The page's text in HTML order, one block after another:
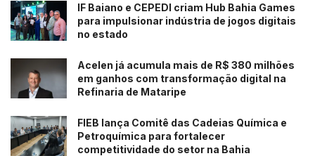
IF Baiano e CEPEDI criam Hub Bahia Games
para impulsionar indústria de jogos digitais
no estado
Acelen já acumula mais de R$ 380 milhões
em ganhos com transformação digital na
Refinaria de Mataripe
FIEB lança Comitê das Cadeias Química e
Petroquímica para fortalecer
competitividade do setor na Bahia